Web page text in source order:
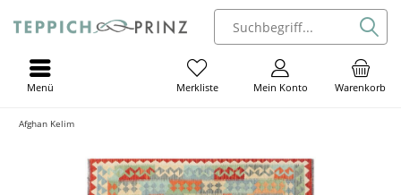
Warenkorb
Mein Konto
Merkliste
Menü
Afghan Kelim